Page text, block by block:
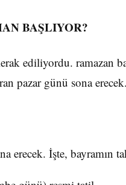
BAŞLIYOR?
ediliyordu. ramazan
pazar günü sona erecek.
erecek. İşte, bayramın